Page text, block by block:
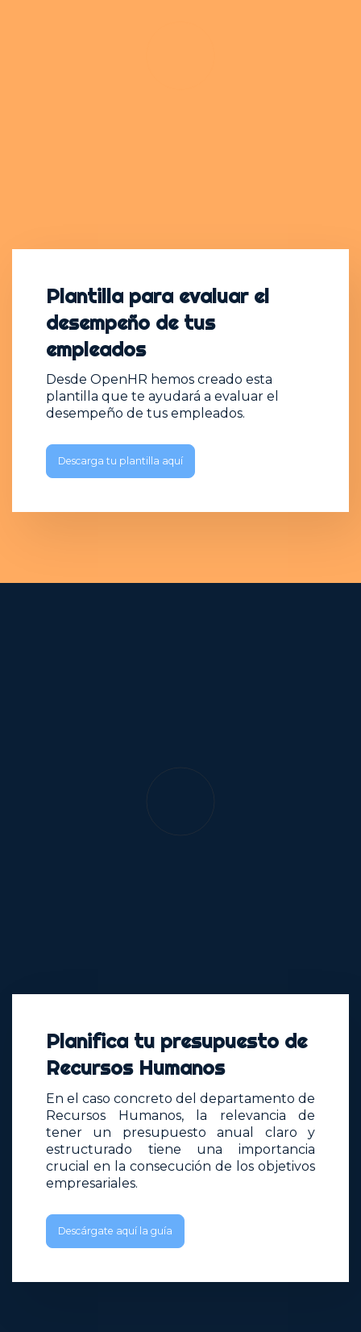
Plantilla para evaluar el
desempeño de tus
empleados
Desde OpenHR hemos creado esta
plantilla que te ayudará a evaluar el
desempeño de tus empleados.
Descarga tu plantilla aquí
Planifica tu presupuesto de
Recursos Humanos
En el caso concreto del departamento de
Recursos Humanos, la relevancia de
tener un presupuesto anual claro y
estructurado tiene una importancia
crucial en la consecución de los objetivos
empresariales.
Descárgate aquí la guía